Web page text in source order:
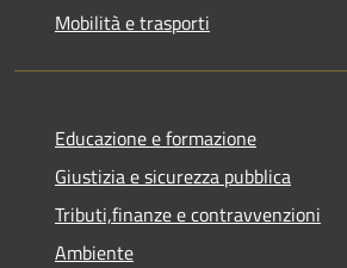
Mobilità e trasporti
Educazione e formazione
Giustizia e sicurezza pubblica
Tributi,finanze e contravvenzioni
Ambiente